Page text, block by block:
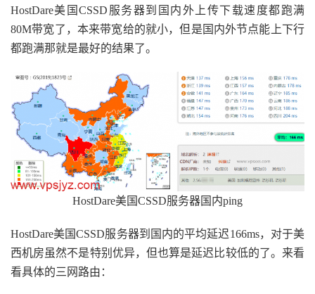
HostDare美国CSSD服务器到国内外上传下载速度都跑满
80M带宽了，本来带宽给的就小，但是国内外节点能上下行
都跑满那就是最好的结果了。
HostDare美国CSSD服务器国内ping
HostDare美国CSSD服务器到国内的平均延迟166ms，对于美
西机房虽然不是特别优异，但也算是延迟比较低的了。来看
看具体的三网路由：